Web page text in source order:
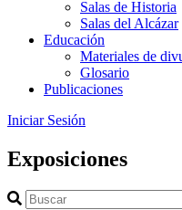
Salas de Historia
Salas del Alcázar
Educación
Materiales de
Glosario
Publicaciones
Iniciar Sesión
Exposiciones